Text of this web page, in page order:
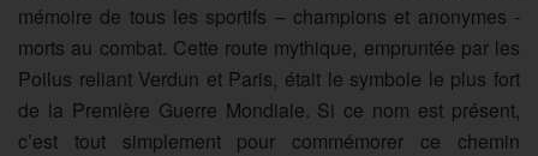
mémoire de tous les sportifs – champions et anonymes -
morts au combat. Cette route mythique, empruntée par les
Poilus reliant Verdun et Paris, était le symbole le plus fort
de la Première Guerre Mondiale. Si ce nom est présent,
c’est tout simplement pour commémorer ce chemin